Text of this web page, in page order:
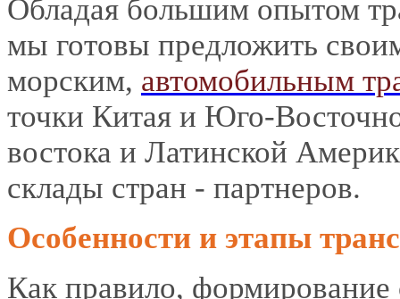
Обладая большим опытом
мы готовы предложить
морским, автомобильным
точки Китая и Юго-
востока и Латинской
склады стран - партнеров.
Особенности и этапы
Как правило, формирование